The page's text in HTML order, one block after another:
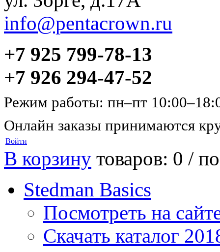
info@pentacrown.ru
+7 925 799-78-13
+7 926 294-47-52
Режим работы: пн–пт
Онлайн заказы принимаются
Войти
В корзину товаров: 0 /
Stedman Basics
Посмотреть на
Скачать каталог